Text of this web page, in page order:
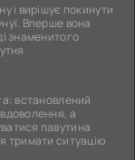
і вирішує покинути
Вперше вона
знаменитого
встановлений
а
павутина
тримати ситуацію